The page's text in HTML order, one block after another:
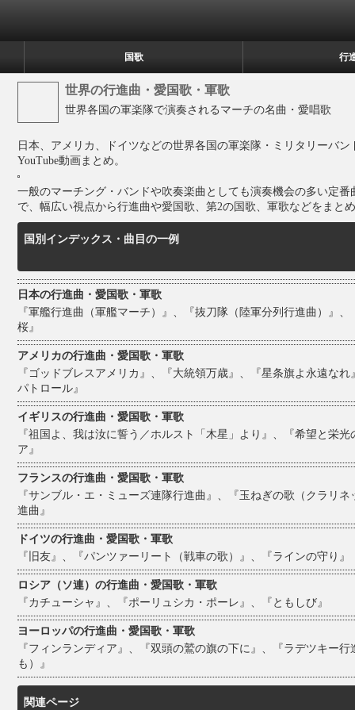
国歌 行
世界の行進曲・愛国歌・軍歌
世界各国の軍楽隊で演奏されるマーチの名曲・愛唱歌
日本、アメリカ、ドイツなどの世界各国の軍楽隊・ミリタリーバ
YouTube動画まとめ。
一般のマーチング・バンドや吹奏楽曲としても演奏機会の多い定
で、幅広い視点から行進曲や愛国歌、第2の国歌、軍歌などをまと
国別インデックス・曲目の一例
日本の行進曲・愛国歌・軍歌
『軍艦行進曲（軍艦マーチ）』、『抜刀隊（陸軍分列行進曲）』
桜』
アメリカの行進曲・愛国歌・軍歌
『ゴッドブレスアメリカ』、『大統領万歳』、『星条旗よ永遠な
パトロール』
イギリスの行進曲・愛国歌・軍歌
『祖国よ、我は汝に誓う／ホルスト「木星」より』、『希望と栄
ア』
フランスの行進曲・愛国歌・軍歌
『サンブル・エ・ミューズ連隊行進曲』、『玉ねぎの歌（クラリ
進曲』
ドイツの行進曲・愛国歌・軍歌
『旧友』、『パンツァーリート（戦車の歌）』、『ラインの守り』
ロシア（ソ連）の行進曲・愛国歌・軍歌
『カチューシャ』、『ポーリュシカ・ポーレ』、『ともしび』
ヨーロッパの行進曲・愛国歌・軍歌
『フィンランディア』、『双頭の鷲の旗の下に』、『ラデツキー
も）』
関連ページ